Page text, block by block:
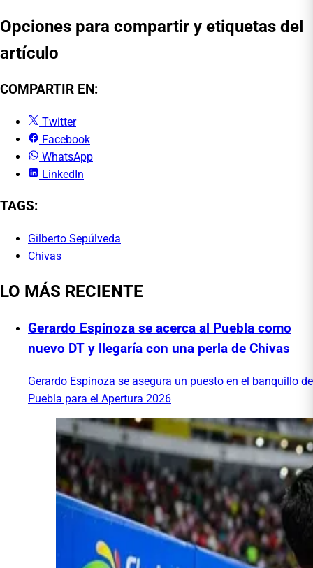
Opciones para compartir y etiquetas del
artículo
COMPARTIR EN:
Twitter
Facebook
WhatsApp
LinkedIn
TAGS:
Gilberto Sepúlveda
Chivas
LO MÁS RECIENTE
Gerardo Espinoza se acerca al Puebla como
nuevo DT y llegaría con una perla de Chivas
Gerardo Espinoza se asegura un puesto en el banquillo de
Puebla para el Apertura 2026